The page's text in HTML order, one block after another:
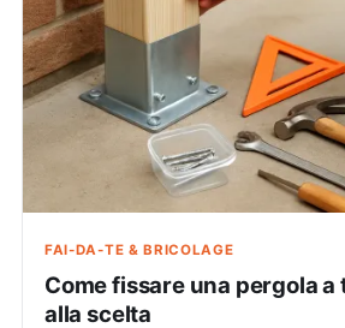
FAI-DA-TE & BRICOLAGE
Come fissare una pergola
alla scelta